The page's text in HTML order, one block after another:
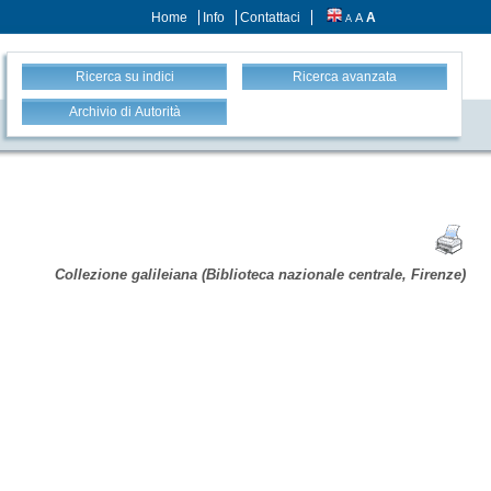
Home Info Contattaci A A A
Ricerca su indici Ricerca avanzata
Archivio di Autorità